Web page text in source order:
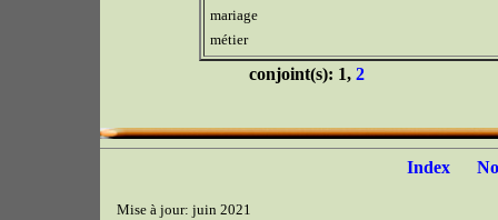
mariage
métier
conjoint(s): 1, 2
Index
Mise à jour: juin 2021